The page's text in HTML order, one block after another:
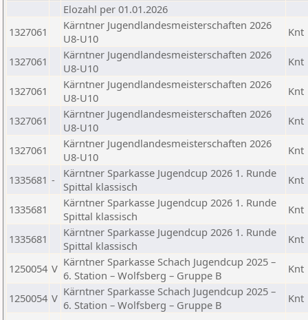
Elozahl per 01.01.2026
1327061
Kärntner Jugendlandesmeisterschaften 2026
U8-U10
Knt
1327061
Kärntner Jugendlandesmeisterschaften 2026
U8-U10
Knt
1327061
Kärntner Jugendlandesmeisterschaften 2026
U8-U10
Knt
1327061
Kärntner Jugendlandesmeisterschaften 2026
U8-U10
Knt
1327061
Kärntner Jugendlandesmeisterschaften 2026
U8-U10
Knt
1335681 -
Kärntner Sparkasse Jugendcup 2026 1. Runde
Spittal klassisch
Knt
1335681
Kärntner Sparkasse Jugendcup 2026 1. Runde
Spittal klassisch
Knt
1335681
Kärntner Sparkasse Jugendcup 2026 1. Runde
Spittal klassisch
Knt
1250054 V Kärntner Sparkasse Schach Jugendcup 2025 –
6. Station – Wolfsberg – Gruppe B
Knt
1250054 V Kärntner Sparkasse Schach Jugendcup 2025 –
6. Station – Wolfsberg – Gruppe B
Knt